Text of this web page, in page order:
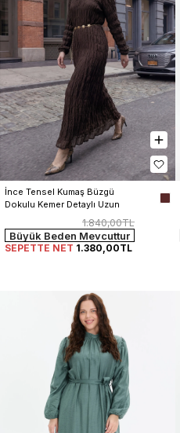
İnce Tensel Kumaş Büzgü
Dokulu Kemer Detaylı Uzun
1.840,00TL
Büyük Beden Mevcuttur
SEPETTE NET 1.380,00TL